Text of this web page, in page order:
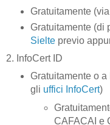
Gratuitamente
Gratuitamente (di
Sielteprevio
2. InfoCert ID
Gratuitamente o
gli uffici InfoCert)
CAFACAI e